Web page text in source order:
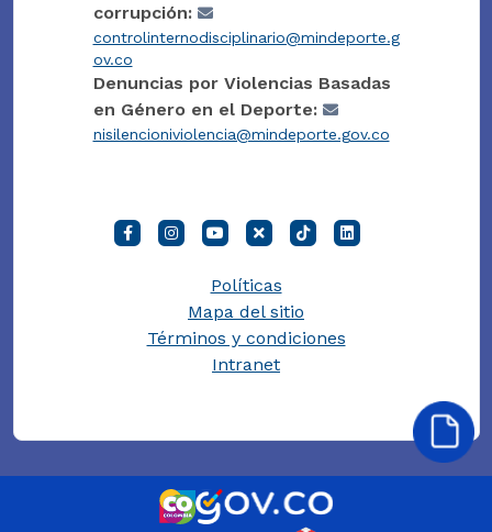
corrupción:
controlinternodisciplinario@mindeporte.g
ov.co
Denuncias por Violencias Basadas
en Género en el Deporte:
nisilencioniviolencia@mindeporte.gov.co
Políticas
Mapa del sitio
Términos y condiciones
Intranet